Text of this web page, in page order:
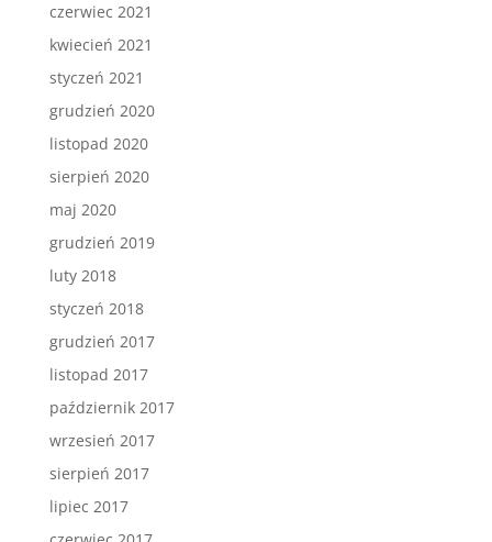
czerwiec 2021
kwiecień 2021
styczeń 2021
grudzień 2020
listopad 2020
sierpień 2020
maj 2020
grudzień 2019
luty 2018
styczeń 2018
grudzień 2017
listopad 2017
październik 2017
wrzesień 2017
sierpień 2017
lipiec 2017